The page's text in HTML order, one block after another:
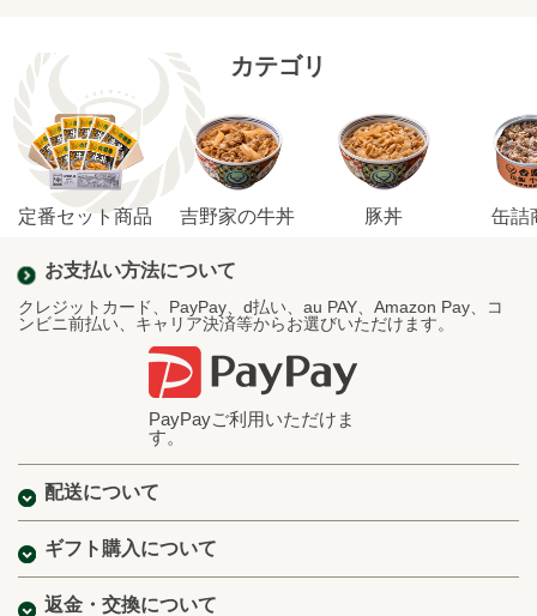
カテゴリ
定番セット商品 吉野家の牛丼 豚丼 缶詰
お支払い方法について
クレジットカード、PayPay、d払い、au PAY、Amazon Pay、コ
ンビニ前払い、キャリア決済等からお選びいただけます。
PayPayご利用いただけま
す。
配送について
ギフト購入について
返金・交換について